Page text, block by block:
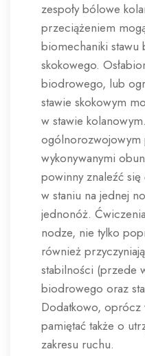
zespoły bólowe
przeciążeniem
biomechaniki
skokowego.
biodrowego, lub
stawie skokowym
w stawie
ogólnorozwojowym
wykonywanymi
powinny znaleźć
w staniu na jednej
jednonóż.
nodze, nie tylko
również
stabilności (przede
biodrowego oraz
Dodatkowo, oprócz
pamiętać także o
zakresu ruchu.